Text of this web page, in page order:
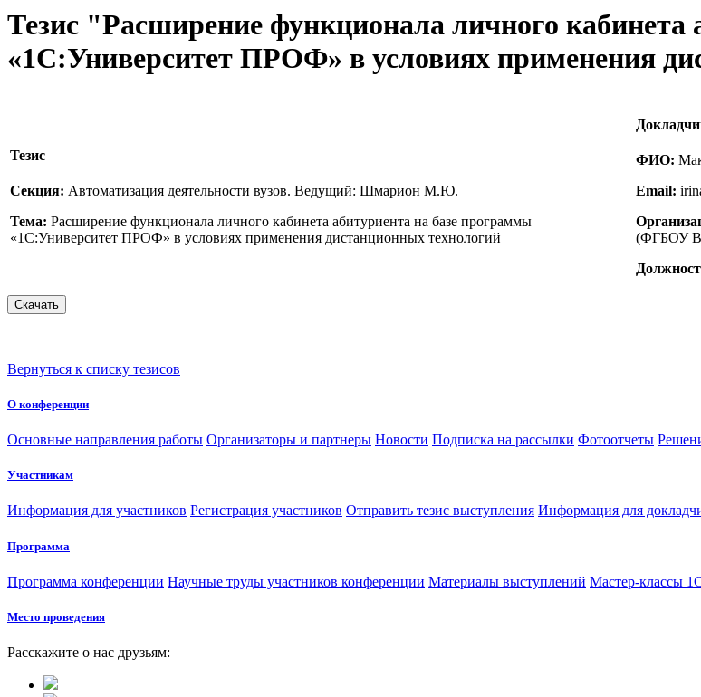
Тезис "Расширение функционала личного кабинета
«1С:Университет ПРОФ» в условиях применения
Тезис
Секция: Автоматизация деятельности вузов. Ведущий: Шмарион М.Ю.
Тема: Расширение функционала личного кабинета абитуриента на базе программы
«1С:Университет ПРОФ» в условиях применения дистанционных технологий
ФИО:
Email:
(ФГБОУ
Вернуться к списку тезисов
О конференции
Основные направления работы Организаторы и партнеры Новости Подписка на рассылки Фотоотчеты
Участникам
Информация для участников Регистрация участников Отправить тезис выступления Информация для
Программа
Программа конференции Научные труды участников конференции Материалы выступлений Мастер-классы
Место проведения
Расскажите о нас друзьям: